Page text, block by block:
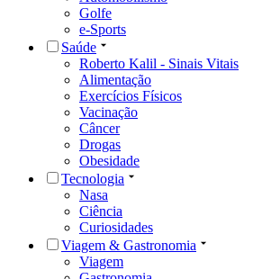
Golfe
e-Sports
Saúde
Roberto Kalil - Sinais Vitais
Alimentação
Exercícios Físicos
Vacinação
Câncer
Drogas
Obesidade
Tecnologia
Nasa
Ciência
Curiosidades
Viagem & Gastronomia
Viagem